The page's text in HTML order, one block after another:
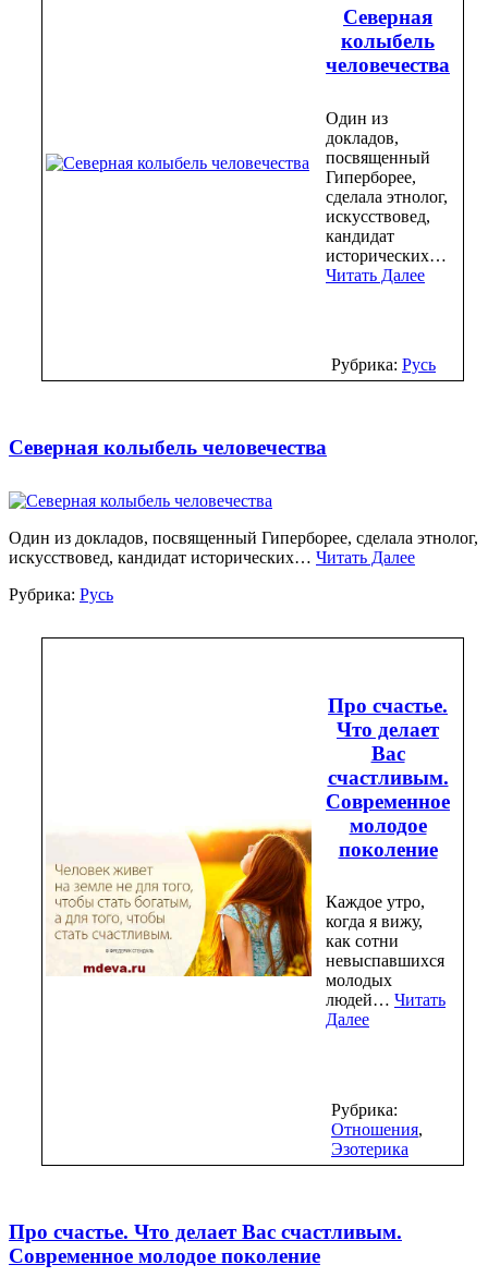
Северная
колыбель
человечества
Один из
докладов,
посвященный
Гиперборее,
сделала этнолог,
искусствовед,
кандидат
исторических…
Читать Далее
Рубрика: Русь
Северная колыбель человечества
Один из докладов, посвященный Гиперборее, сделала этнолог,
искусствовед, кандидат исторических… Читать Далее
Рубрика: Русь
Про счастье.
Что делает
Вас
счастливым.
Современное
молодое
поколение
Каждое утро,
когда я вижу,
как сотни
невыспавшихся
молодых
людей… Читать
Далее
Рубрика:
Отношения,
Эзотерика
Про счастье. Что делает Вас счастливым.
Современное молодое поколение